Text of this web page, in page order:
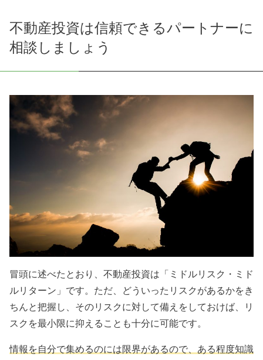
不動産投資は信頼できるパートナーに
相談しましょう
冒頭に述べたとおり、不動産投資は「ミドルリスク・ミド
ルリターン」です。ただ、どういったリスクがあるかをき
ちんと把握し、そのリスクに対して備えをしておけば、リ
スクを最小限に抑えることも十分に可能です。
情報を自分で集めるのには限界があるので、ある程度知識